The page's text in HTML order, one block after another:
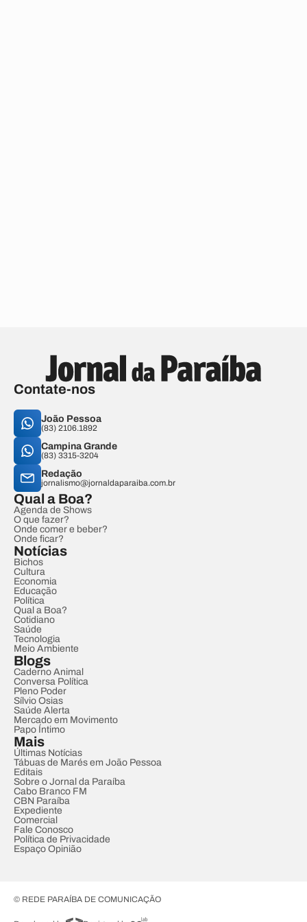
Contate-nos
João Pessoa
(83) 2106.1892
Campina Grande
(83) 3315-3204
Redação
jornalismo@jornaldaparaiba.com.br
Qual a Boa?
Agenda de Shows
O que fazer?
Onde comer e beber?
Onde ficar?
Notícias
Bichos
Cultura
Economia
Educação
Política
Qual a Boa?
Cotidiano
Saúde
Tecnologia
Meio Ambiente
Blogs
Caderno Animal
Conversa Política
Pleno Poder
Sílvio Osias
Saúde Alerta
Mercado em Movimento
Papo Íntimo
Mais
Últimas Notícias
Tábuas de Marés em João Pessoa
Editais
Sobre o Jornal da Paraíba
Cabo Branco FM
CBN Paraíba
Expediente
Comercial
Fale Conosco
Política de Privacidade
Espaço Opinião
© REDE PARAÍBA DE COMUNICAÇÃO